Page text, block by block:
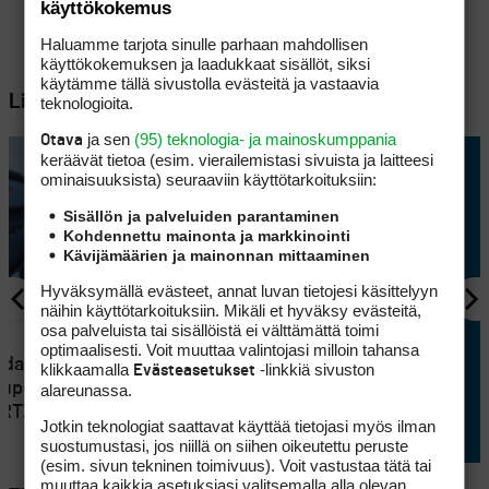
Lisää aiheesta
VÄLINEET 2
Testissä Huawei Watch Fit 5
Pro: Miten kohtuuhintainen
monilajikello toimii golfarin
ranteessa?
2:n
käyttökokemus
Haluamme tarjota sinulle parhaan mahdollisen
käyttökokemuksen ja laadukkaat sisällöt, siksi
käytämme tällä sivustolla evästeitä ja vastaavia
teknologioita.
Otava ja sen (95) teknologia- ja mainoskumppania
keräävät tietoa (esim. vierailemis­tasi sivuista ja laitteesi
ominaisuuk­sista) seuraaviin käyttötarkoituksiin:
Sisällön ja palveluiden parantaminen
Kohdennettu mainonta ja markkinointi
Kävijämäärien ja mainonnan mittaaminen
Hyväksymällä evästeet, annat luvan tietojesi käsittelyyn
näihin käyttötarkoituksiin. Mikäli et hyväksy evästeitä,
osa palveluista tai sisällöistä ei välttämättä toimi
optimaalisesti. Voit muuttaa valintojasi milloin tahansa
klikkaamalla Evästeasetukset -linkkiä sivuston
alareunassa.
Jotkin teknologiat saattavat käyttää tietojasi myös ilman
suostumustasi, jos niillä on siihen oikeutettu peruste
(esim. sivun tekninen toimivuus). Voit vastustaa tätä tai
muuttaa kaikkia asetuksiasi valitsemalla alla olevan